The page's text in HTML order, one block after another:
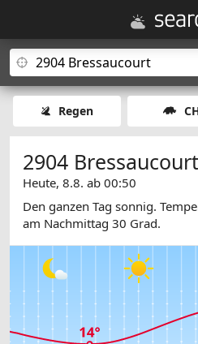
Regen
2904 Bressaucourt
Heute, 8.8. ab 00:50
Den ganzen Tag sonnig.
am Nachmittag 30 Grad.